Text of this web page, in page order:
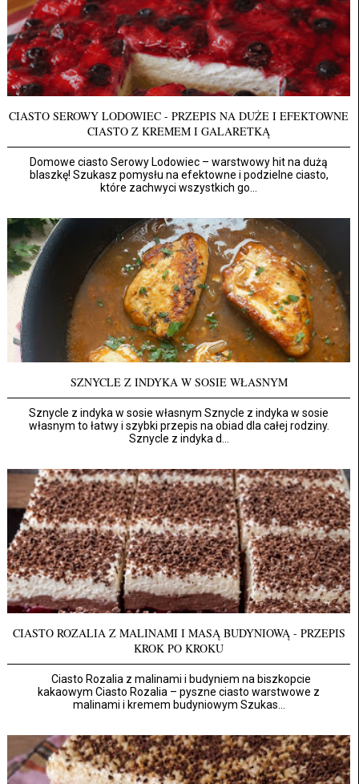
CIASTO SEROWY LODOWIEC - PRZEPIS NA DUŻE I EFEKTOWNE
CIASTO Z KREMEM I GALARETKĄ
Domowe ciasto Serowy Lodowiec – warstwowy hit na dużą
blaszkę! Szukasz pomysłu na efektowne i podzielne ciasto,
które zachwyci wszystkich go...
SZNYCLE Z INDYKA W SOSIE WŁASNYM
Sznycle z indyka w sosie własnym Sznycle z indyka w sosie
własnym to łatwy i szybki przepis na obiad dla całej rodziny.
Sznycle z indyka d...
CIASTO ROZALIA Z MALINAMI I MASĄ BUDYNIOWĄ - PRZEPIS
KROK PO KROKU
Ciasto Rozalia z malinami i budyniem na biszkopcie
kakaowym Ciasto Rozalia – pyszne ciasto warstwowe z
malinami i kremem budyniowym Szukas...